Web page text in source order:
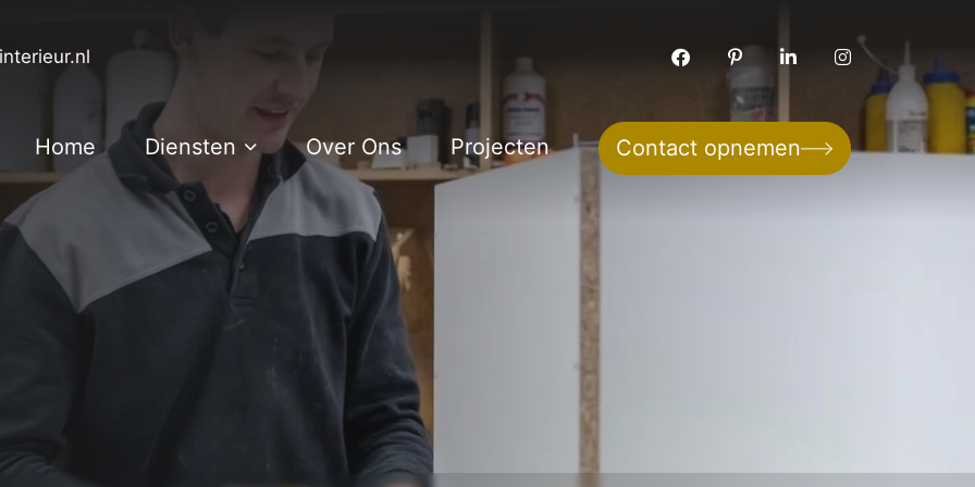
Home Diensten Over Ons Projecten Contact opnemen